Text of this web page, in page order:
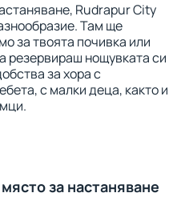
Rudrapur City
Там ще
за твоята почивка или
резервираш нощувката си
за хора с
с малки деца, както и
за настаняване